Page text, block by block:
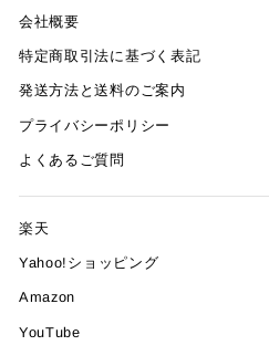
会社概要
特定商取引法に基づく表記
発送方法と送料のご案内
プライバシーポリシー
よくあるご質問
楽天
Yahoo!ショッピング
Amazon
YouTube